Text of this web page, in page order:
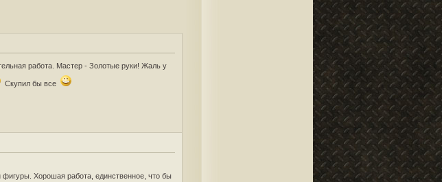
работа. Мастер - Золотые руки! Жаль у
Скупил бы все
фигуры. Хорошая работа, единственное, что бы